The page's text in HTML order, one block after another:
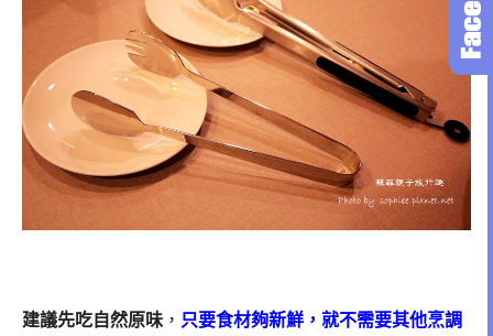
建議先吃自然原味 ， 只要食材夠新鮮，就不需要其他烹調